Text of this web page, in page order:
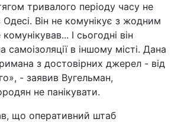
тривалого періоду часу не
Він не комунікує з жодним
І сьогодні він
самоізоляції в іншому місті. Дана
з достовірних джерел - від
- заявив Вугельман,
не панікувати.
що оперативний штаб